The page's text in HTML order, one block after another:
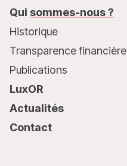
Qui sommes-nous ?
Historique
Transparence financière
Publications
LuxOR
Actualités
Contact